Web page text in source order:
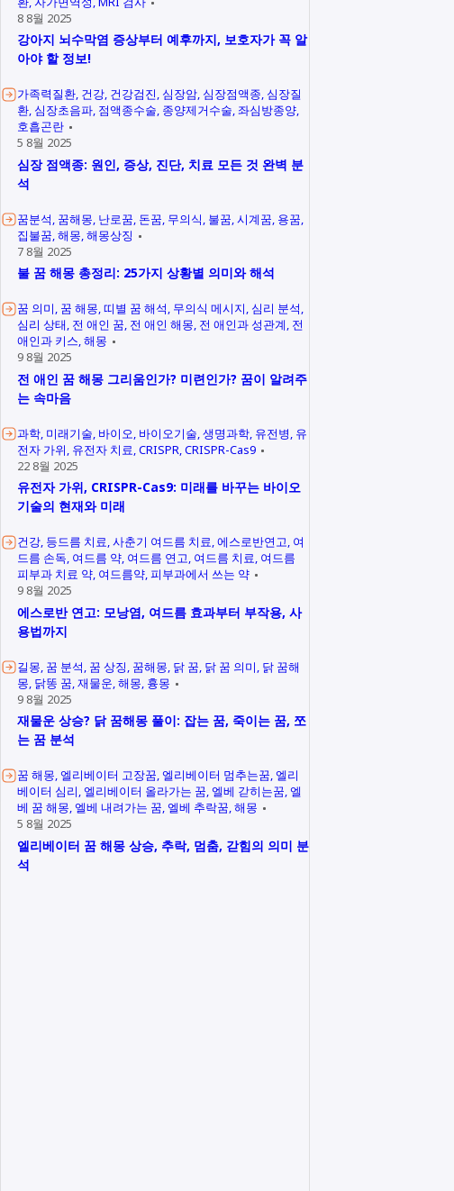
8 8월 2025
강아지 뇌수막염 증상부터 예후까지, 보호자가 꼭 알
아야 할 정보!
가족력질환 건강 건강검진 심장암 심장점액종 심장질
환 심장초음파 점액종수술 종양제거수술 좌심방종양
호흡곤란
5 8월 2025
심장 점액종: 원인, 증상, 진단, 치료 모든 것 완벽 분
석
꿈분석 꿈해몽 난로꿈 돈꿈 무의식 불꿈 시계꿈 용꿈
집불꿈 해몽 해몽상징
7 8월 2025
불 꿈 해몽 총정리: 25가지 상황별 의미와 해석
꿈 의미 꿈 해몽 띠별 꿈 해석 무의식 메시지 심리 분석
심리 상태 전 애인 꿈 전 애인 해몽 전 애인과 성관계 전
애인과 키스 해몽
9 8월 2025
전 애인 꿈 해몽 그리움인가? 미련인가? 꿈이 알려주
는 속마음
과학 미래기술 바이오 바이오기술 생명과학 유전병 유
전자 가위 유전자 치료 CRISPR CRISPR-Cas9
22 8월 2025
유전자 가위, CRISPR-Cas9: 미래를 바꾸는 바이오
기술의 현재와 미래
건강 등드름 치료 사춘기 여드름 치료 에스로반연고 여
드름 손독 여드름 약 여드름 연고 여드름 치료 여드름
피부과 치료 약 여드름약 피부과에서 쓰는 약
9 8월 2025
에스로반 연고: 모낭염, 여드름 효과부터 부작용, 사
용법까지
길몽 꿈 분석 꿈 상징 꿈해몽 닭 꿈 닭 꿈 의미 닭 꿈해
몽 닭똥 꿈 재물운 해몽 흉몽
9 8월 2025
재물운 상승? 닭 꿈해몽 풀이: 잡는 꿈, 죽이는 꿈, 쪼
는 꿈 분석
꿈 해몽 엘리베이터 고장꿈 엘리베이터 멈추는꿈 엘리
베이터 심리 엘리베이터 올라가는 꿈 엘베 갇히는꿈 엘
베 꿈 해몽 엘베 내려가는 꿈 엘베 추락꿈 해몽
5 8월 2025
엘리베이터 꿈 해몽 상승, 추락, 멈춤, 갇힘의 의미 분
석